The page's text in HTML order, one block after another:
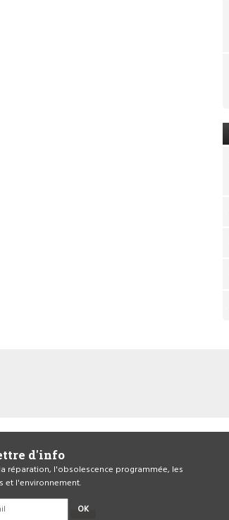
d'info
réparation, l'obsolescence programmée, les
et l'environnement.
OK